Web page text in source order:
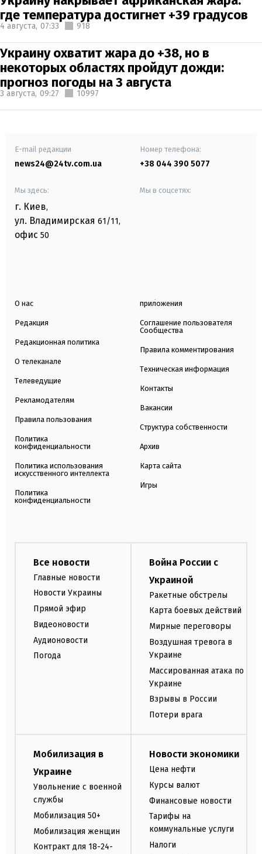
где температура достигнет +39 градусов
4 августа, 07:33 918
Украину охватит жара до +38, но в
некоторых областях пройдут дожди:
прогноз погоды на 3 августа
3 августа, 09:27 10997
E-mail редакции
news24@24tv.com.ua
Номер телефона:
+38 044 390 5077
Мы здесь:
г. Киев,
ул. Владимирская 61/11,
офис 50
Мы в соцсетях:
О нас
Редакция
Редакционная политика
О телеканале
Телеведущие
Рекламодателям
Правила пользования
Политика
конфиденциальности
Политика использования
искусственного интеллекта
Политика
конфиденциальности
приложения
Соглашение пользователя
Сообщества
Правила комментирования
Техническая информация
Контакты
Вакансии
Структура собственности
Архив
Карта сайта
Игры
Все новости
Главные новости
Новости Украины
Прямой эфир
Видеоновости
Аудионовости
Погода
Война России с
Украиной
Ракетные обстрелы
Карта боевых действий
Мирные переговоры
Воздушная тревога в
Украине
Массированная атака по
Украине
Взрывы в России
Потери врага
Мобилизация в
Украине
Увольнение с военной
службы
Мобилизация 50+
Мобилизация женщин
Контракт для 18-24-
Новости экономики
Цена нефти
Курсы валют
Финансовые новости
Тарифы на
коммунальные услуги
Налоги